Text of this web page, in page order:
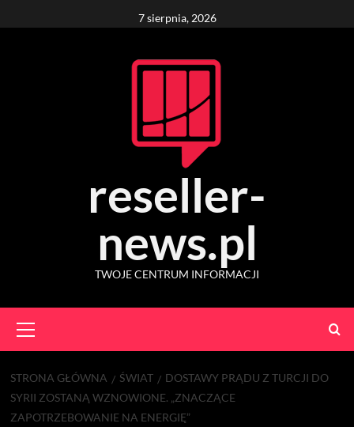
to
7 sierpnia, 2026
reseller-
news.pl
TWOJE CENTRUM INFORMACJI
Menu
STRONA GŁÓWNA ŚWIAT
DOSTAWY PRĄDU Z TURCJI DO
SYRII ZOSTANĄ WZNOWIONE. „ZNACZĄCE
ZAPOTRZEBOWANIE NA ENERGIĘ”